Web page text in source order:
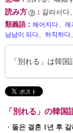
読み方 ： 갈라서다
類義語 ： 헤어지다、 깨
남남이 되다、 하직하다、
「別れる」は韓国
「別れる」の韓
・ 둘은 결혼 1년 후 갈